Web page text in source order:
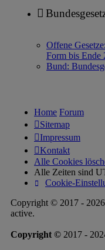
Offene
Form bis Ende
Bund:
Home Forum
Sitemap
Impressum
Kontakt
Alle Cookies
Alle Zeiten sind
Cookie-
Copyright © 2017 -
active.
Copyright © 2017 -